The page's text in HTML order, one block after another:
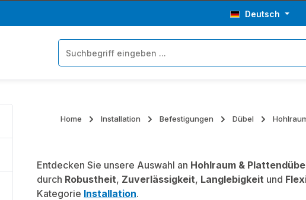
Deutsch
Home Installation Befestigungen Dübel
Entdecken Sie unsere Auswahl an Hohlraum &
durch Robustheit, Zuverlässigkeit, Langlebigkeit und
Kategorie Installation.